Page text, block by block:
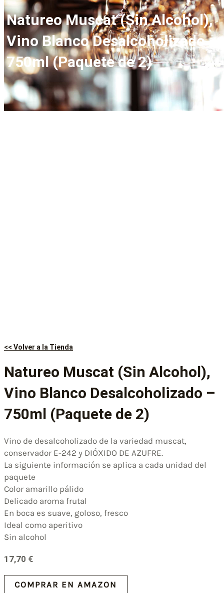
Natureo Muscat (Sin Alcohol),
Vino Blanco Desalcoholizado –
750ml (Paquete de 2)
<< Volver a la Tienda
Natureo Muscat (Sin Alcohol),
Vino Blanco Desalcoholizado –
750ml (Paquete de 2)
Vino de desalcoholizado de la variedad muscat,
conservador E-242 y DIÓXIDO DE AZUFRE.
La siguiente información se aplica a cada unidad del
paquete
Color amarillo pálido
Delicado aroma frutal
En boca es suave, goloso, fresco
Ideal como aperitivo
Sin alcohol
17,70 €
COMPRAR EN AMAZON